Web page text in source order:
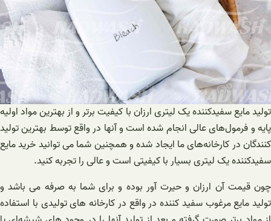
تولید مایع سفیدکننده یک لیتری ارزان با کیفیت برتر و از بهترین مواد اولیه
پایه و فرمول‌های عالی انجام شده است و آنها در واقع توسط بهترین تولید
کنندگان در کارخانه‌های ما ایجاد شده و همچنین شما می توانید خرید مایع
سفیدکننده یک لیتری بسیار با کیفیتی است و عالی را تجربه کنید.
چون قیمت آن ارزان و حیرت آور بوده و برای شما به صرفه می باشد و
تولید مایع مرغوب سفید کننده در واقع در کارخانه های تولیدی با استفاده